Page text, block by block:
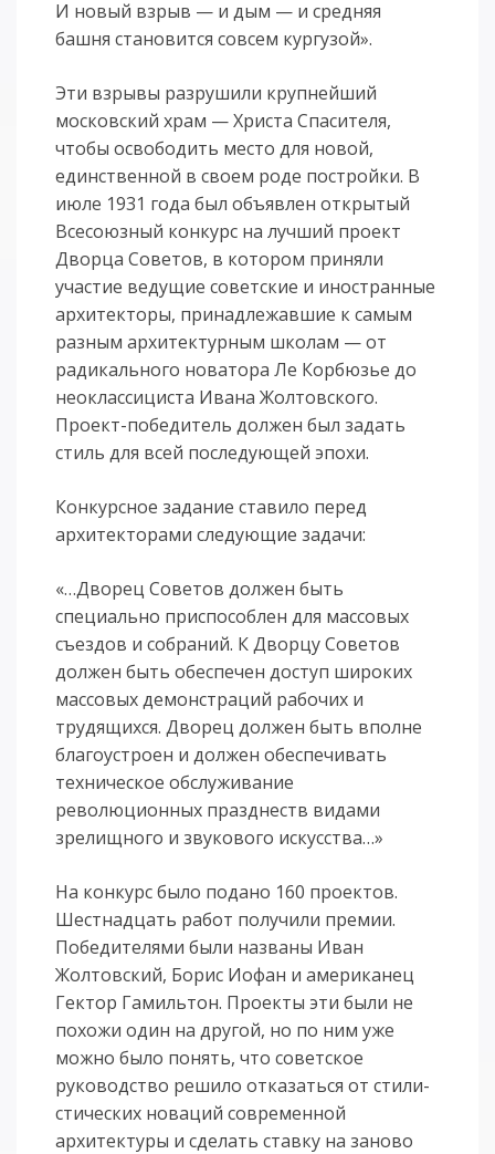
И новый взрыв — и дым — и средняя
башня становится совсем кургузой».
Эти взрывы разрушили крупнейший
московский храм — Христа Спасителя,
чтобы освободить место для новой,
единственной в своем роде постройки. В
июле 1931 года был объявлен открытый
Всесоюзный конкурс на лучший проект
Дворца Советов, в котором приняли
участие ведущие советские и ино­странные
архитекторы, принадлежавшие к самым
разным архитектурным школам — от
радикального новатора Ле Корбюзье до
неоклассициста Ивана Жолтовского.
Проект-победитель должен был задать
стиль для всей после­дующей эпохи.
Конкурсное задание ставило перед
архитекторами следующие задачи:
«…Дво­рец Советов должен быть
специально приспособлен для массовых
съездов и собраний. К Дворцу Советов
должен быть обеспечен доступ широких
массо­вых демонстраций рабо­чих и
трудящихся. Дворец дол­жен быть вполне
благо­устроен и должен обеспечивать
техническое обслуживание
революционных празднеств видами
зрелищного и зву­кового искусства…»
На конкурс было подано 160 проектов.
Шестнадцать работ получили премии.
Победителя­ми были названы Иван
Жолтовский, Борис Иофан и американец
Гектор Гами­ль­тон. Проекты эти были не
похожи один на другой, но по ним уже
можно было понять, что советское
руководство решило отказаться от сти­ли­
сти­ческих новаций современной
архитектуры и сделать ставку на заново